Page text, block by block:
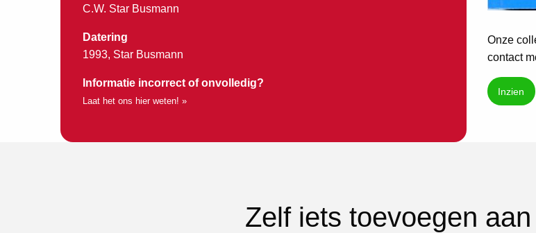
C.W. Star Busmann
Datering
1993, Star Busmann
Informatie incorrect of onvolledig?
Laat het ons hier weten! »
Onze
contact
Inzien
Zelf iets toevoegen